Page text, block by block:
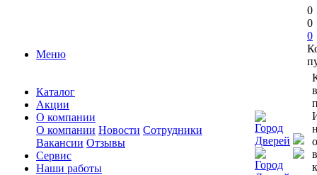
Меню
Каталог
Акции
О компании
О компании Новости Сотрудники
Вакансии Отзывы
Сервис
Наши работы
0
0
0